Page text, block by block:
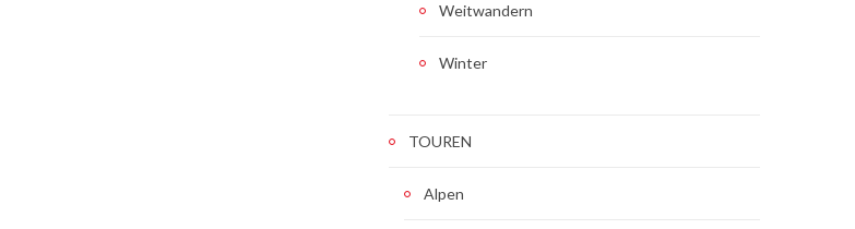
Weitwandern
Winter
TOUREN
Alpen